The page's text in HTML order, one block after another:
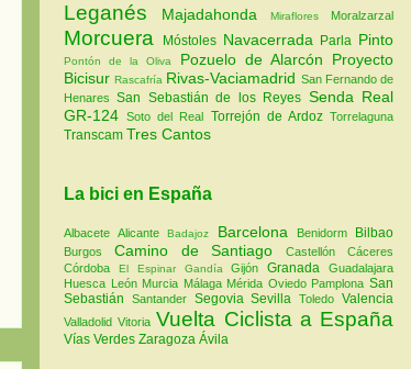
Leganés Majadahonda Miraflores Moralzarzal
Morcuera Móstoles Navacerrada Parla Pinto
Pontón de la Oliva Pozuelo de Alarcón Proyecto
BicisurRascafría Rivas-Vaciamadrid San Fernando de
HenaresSan Sebastián de los Reyes Senda Real
GR-124Soto del Real Torrejón de ArdozTorrelaguna
Transcam Tres Cantos
La bici en España
AlbaceteAlicanteBadajoz Barcelona Benidorm Bilbao
Burgos Camino de SantiagoCastellónCáceres
Córdoba El Espinar GandíaGijónGranadaGuadalajara
Huesca León Murcia Málaga Mérida Oviedo PamplonaSan
Sebastián Santander SegoviaSevillaToledoValencia
ValladolidVitoria Vuelta Ciclista a España
Vías Verdes Zaragoza Ávila